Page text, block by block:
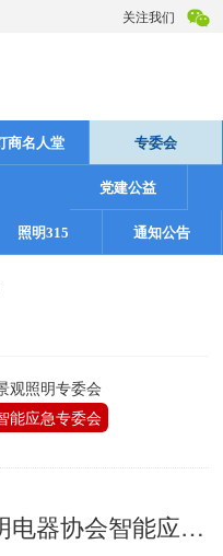
关注我们
商名人堂 专委会
党建公益
照明315 通知公告
观照明专委会
能应急专委会
温辉同志担任安徽省照明电器协会智能应急专业委员主任